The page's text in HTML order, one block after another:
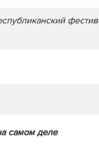
самом деле